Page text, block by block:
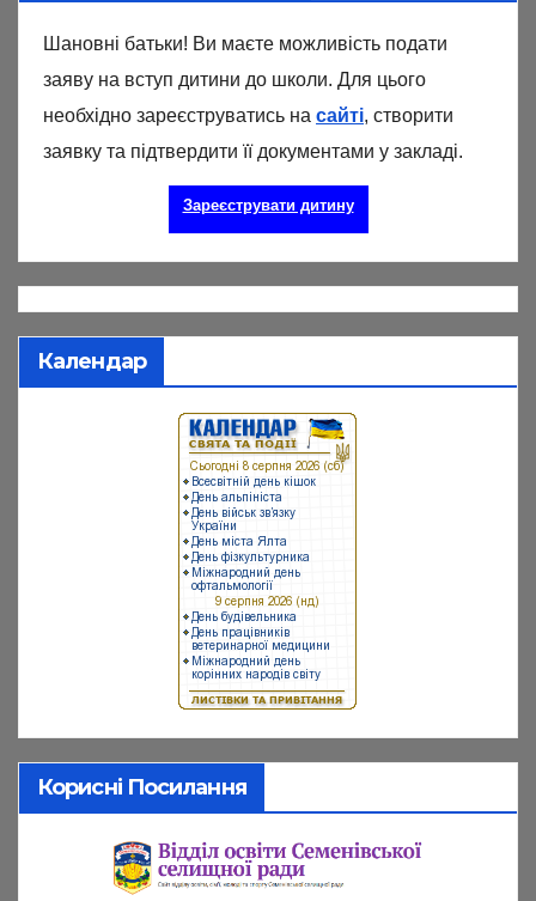
Шановні батьки! Ви маєте можливість подати
заяву на вступ дитини до школи. Для цього
необхідно зареєструватись на сайті, створити
заявку та підтвердити її документами у закладі.
Зареєструвати дитину
Календар
Корисні Посилання